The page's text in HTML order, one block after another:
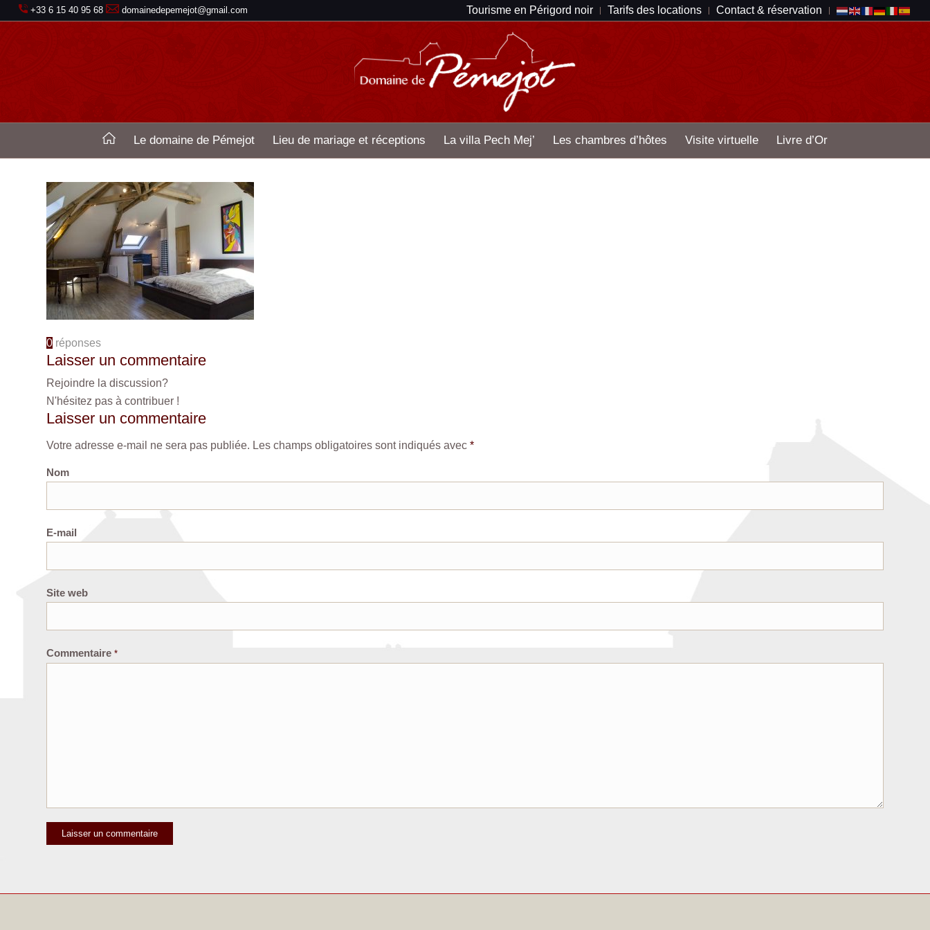
Tourisme en Périgord noir Tarifs des locations Contact & réservation
+33 6 15 40 95 68 domainedepemejot@gmail.com
Le domaine de Pémejot Lieu de mariage et réceptions La villa Pech Mej’ Les chambres d’hôtes Visite virtuelle Livre d’Or
0 réponses
Laisser un commentaire
Rejoindre la discussion?
N'hésitez pas à contribuer !
Laisser un commentaire
Votre adresse e-mail ne sera pas publiée. Les champs obligatoires sont indiqués avec *
Nom
E-mail
Site web
Commentaire *